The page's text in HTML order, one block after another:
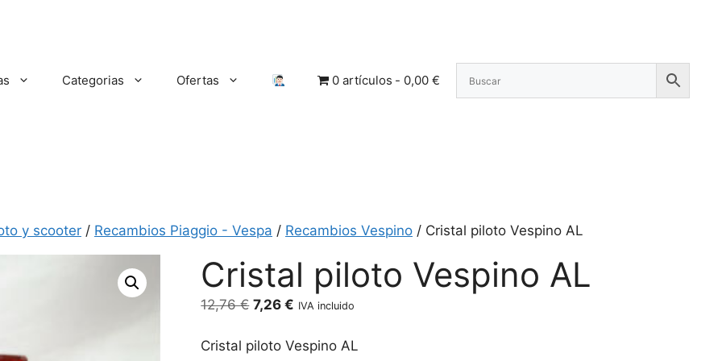
Categorias Ofertas 0 artículos 0,00 €
y scooter / Recambios Piaggio - Vespa / Recambios Vespino / Cristal piloto Vespino AL
Cristal piloto Vespino AL
12,76€ El
original
7,26€ El
actual
IVA incluido
Cristal piloto Vespino AL